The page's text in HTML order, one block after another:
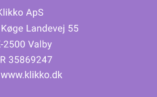
www.klikko.dk